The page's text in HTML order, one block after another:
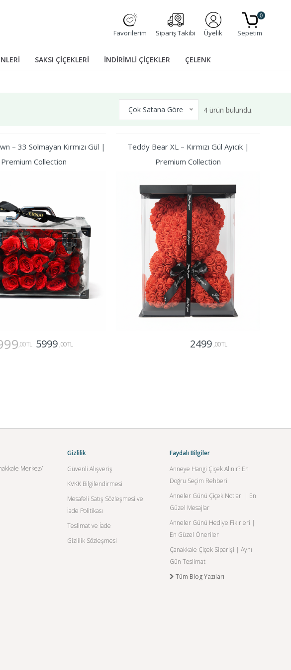
Favorilerim Sipariş Takibi Üyelik Sepetim
0
SAKSI ÇİÇEKLERİ İNDİRİMLİ ÇİÇEKLER ÇELENK
Çok Satana Göre 4 ürün bulundu.
– 33 Solmayan Kırmızı Gül |
Premium Collection
,00 TL 5999 ,00 TL
Teddy Bear XL – Kırmızı Gül Ayıcık |
Premium Collection
2499 ,00 TL
Merkez/
Gizlilik
Güvenli Alışveriş
KVKK Bilgilendirmesi
Mesafeli Satış Sözleşmesi ve
İade Politikası
Teslimat ve İade
Gizlilik Sözleşmesi
Faydalı Bilgiler
Anneye Hangi Çiçek Alınır? En
Doğru Seçim Rehberi
Anneler Günü Çiçek Notları | En
Güzel Mesajlar
Anneler Günü Hediye Fikirleri |
En Güzel Öneriler
Çanakkale Çiçek Siparişi | Aynı
Gün Teslimat
Tüm Blog Yazıları